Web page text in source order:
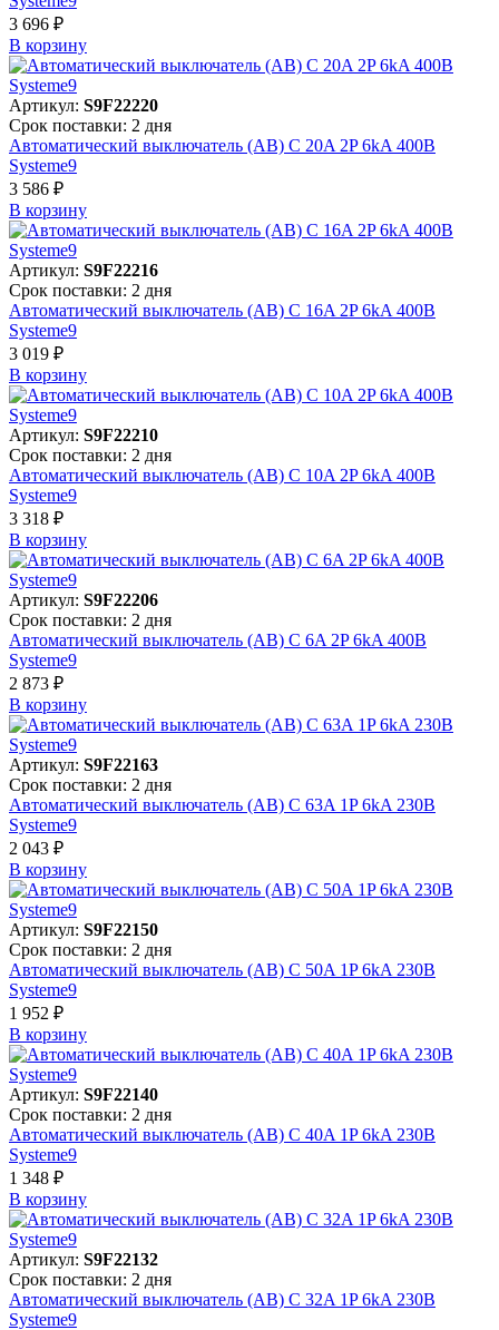
3 696 ₽
В корзинy
Артикул: S9F22220
Срок поставки: 2 дня
Автоматический выключатель (АВ) C 20A 2P 6kA 400В
Systeme9
3 586 ₽
В корзинy
Артикул: S9F22216
Срок поставки: 2 дня
Автоматический выключатель (АВ) C 16A 2P 6kA 400В
Systeme9
3 019 ₽
В корзинy
Артикул: S9F22210
Срок поставки: 2 дня
Автоматический выключатель (АВ) C 10A 2P 6kA 400В
Systeme9
3 318 ₽
В корзинy
Артикул: S9F22206
Срок поставки: 2 дня
Автоматический выключатель (АВ) C 6A 2P 6kA 400В
Systeme9
2 873 ₽
В корзинy
Артикул: S9F22163
Срок поставки: 2 дня
Автоматический выключатель (АВ) C 63A 1P 6kA 230В
Systeme9
2 043 ₽
В корзинy
Артикул: S9F22150
Срок поставки: 2 дня
Автоматический выключатель (АВ) C 50A 1P 6kA 230В
Systeme9
1 952 ₽
В корзинy
Артикул: S9F22140
Срок поставки: 2 дня
Автоматический выключатель (АВ) C 40A 1P 6kA 230В
Systeme9
1 348 ₽
В корзинy
Артикул: S9F22132
Срок поставки: 2 дня
Автоматический выключатель (АВ) C 32A 1P 6kA 230В
Systeme9